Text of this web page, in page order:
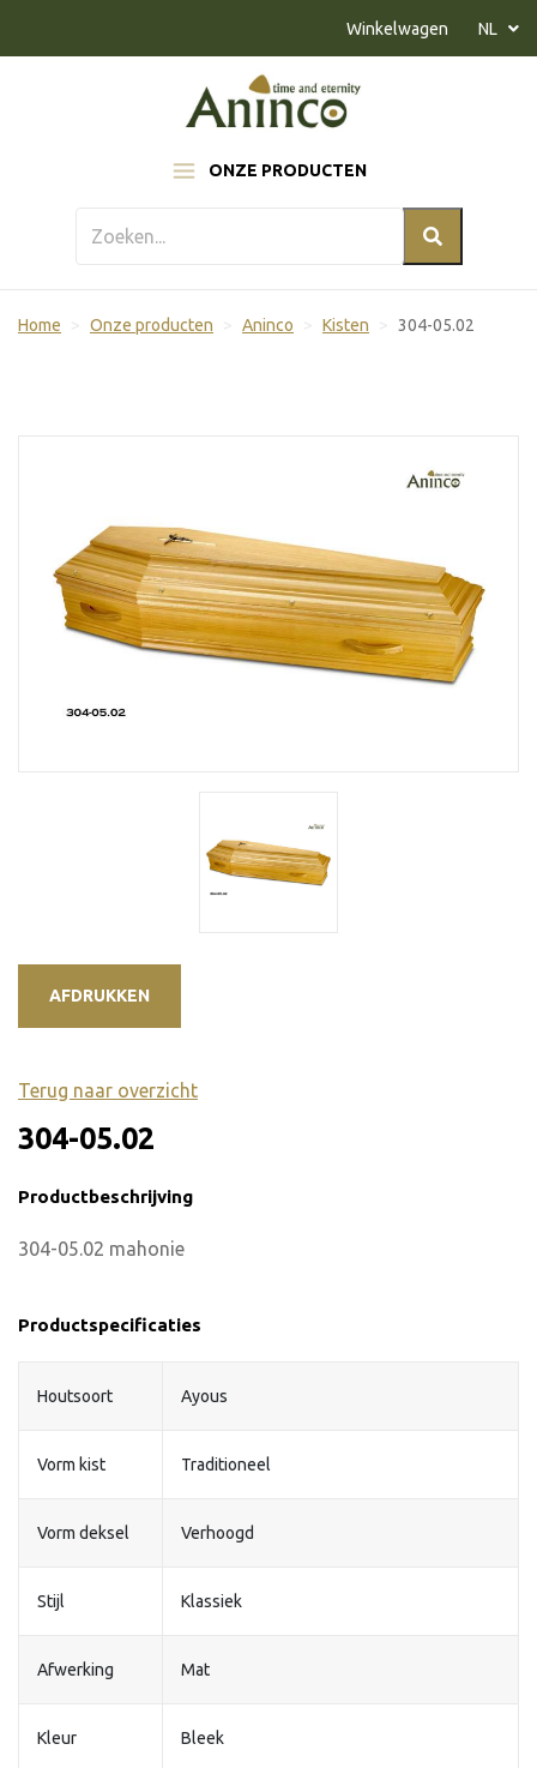
ONZE PRODUCTEN
Winkelwagen NL
Home Onze producten Aninco Kisten 304-05.02
AFDRUKKEN
Terug naar overzicht
304-05.02
Productbeschrijving
304-05.02 mahonie
Productspecificaties
Houtsoort Ayous
Vorm kist Traditioneel
Vorm deksel Verhoogd
Stijl Klassiek
Afwerking Mat
Kleur Bleek